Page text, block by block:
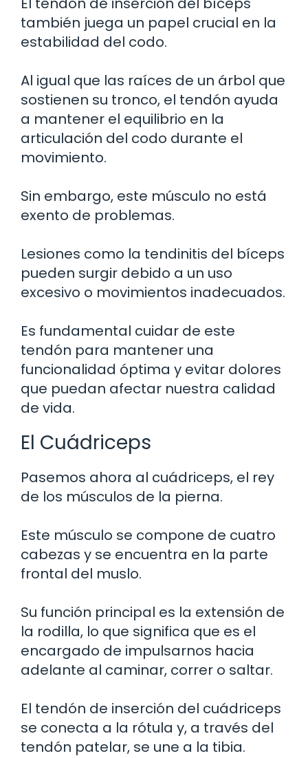
también juega un papel crucial en la
estabilidad del codo.
Al igual que las raíces de un árbol que
sostienen su tronco, el tendón ayuda
a mantener el equilibrio en la
articulación del codo durante el
movimiento.
Sin embargo, este músculo no está
exento de problemas.
Lesiones como la tendinitis del bíceps
pueden surgir debido a un uso
excesivo o movimientos inadecuados.
Es fundamental cuidar de este
tendón para mantener una
funcionalidad óptima y evitar dolores
que puedan afectar nuestra calidad
de vida.
El Cuádriceps
Pasemos ahora al cuádriceps, el rey
de los músculos de la pierna.
Este músculo se compone de cuatro
cabezas y se encuentra en la parte
frontal del muslo.
Su función principal es la extensión de
la rodilla, lo que significa que es el
encargado de impulsarnos hacia
adelante al caminar, correr o saltar.
El tendón de inserción del cuádriceps
se conecta a la rótula y, a través del
tendón patelar, se une a la tibia.